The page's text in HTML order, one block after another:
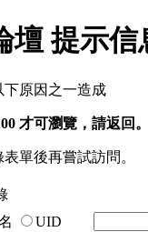
壇 提示信
原因之一造成
才可瀏覽，請返回
單後再嘗試訪問。
UID